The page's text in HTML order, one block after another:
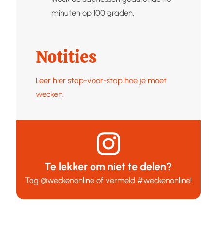
minuten op 100 graden.
Notities
Leer hier stap-voor-stap hoe je moet
wecken.
Te lekker om niet te delen?
Tag@weckenonline of vermeld#weckenonline!